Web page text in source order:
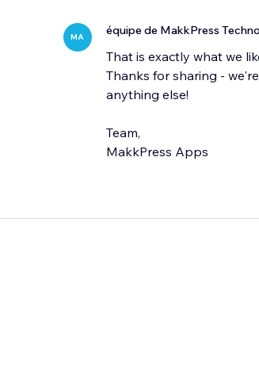
MA équipe de MakkPress
That is exactly what we
Thanks for sharing -
anything else!
Team,
MakkPress Apps